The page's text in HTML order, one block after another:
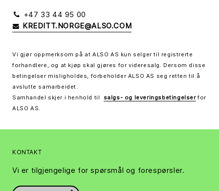
+47 33 44 95 00
KREDITT.NORGE@ALSO.COM
Vi gjør oppmerksom på at ALSO AS kun selger til registrerte
forhandlere, og at kjøp skal gjøres for videresalg. Dersom disse
betingelser misligholdes, forbeholder ALSO AS seg retten til å
avslutte samarbeidet.
Samhandel skjer i henhold til salgs- og leveringsbetingelserfor
ALSO AS.
KONTAKT
Vi er tilgjengelige for spørsmål og forespørsler.